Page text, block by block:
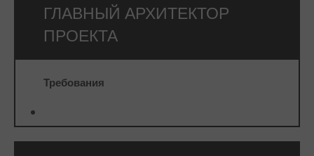
ГЛАВНЫЙ АРХИТЕКТОР
ПРОЕКТА
Требования